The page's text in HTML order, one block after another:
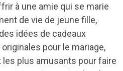
à une amie qui se marie
de vie de jeune fille,
idées de cadeaux
pour le mariage,
plus amusants pour faire